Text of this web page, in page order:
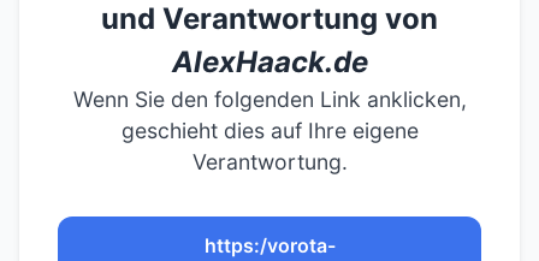
und Verantwortung von
AlexHaack.de
Wenn Sie den folgenden Link anklicken,
geschieht dies auf Ihre eigene
Verantwortung.
https:/vorota-